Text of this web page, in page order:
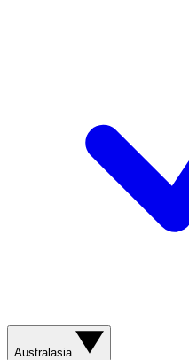
Australasia